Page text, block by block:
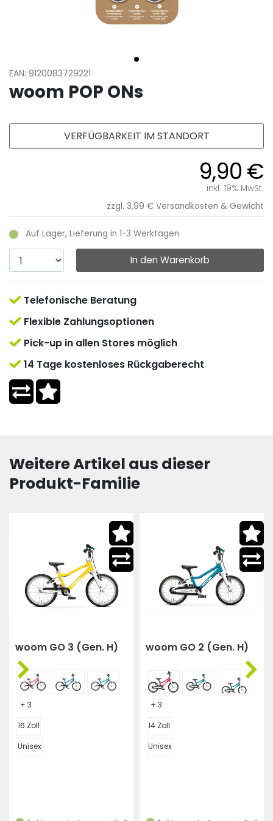
EAN: 9120083729221
woom POP ONs
9,90 €
inkl. 19% MwSt.
zzgl. 3,99 € Versandkosten & Gewicht
Auf Lager, Lieferung in 1-3 Werktagen
In den Warenkorb
VERFÜGBARKEIT IM STANDORT
Telefonische Beratung
Flexible Zahlungsoptionen
Pick-up in allen Stores möglich
14 Tage kostenloses Rückgaberecht
Weitere Artikel aus dieser
Produkt-Familie
woom GO 3 (Gen. H)
+ 3
16 Zoll
Unisex
woom GO 2 (Gen. H)
+ 3
14 Zoll
Unisex